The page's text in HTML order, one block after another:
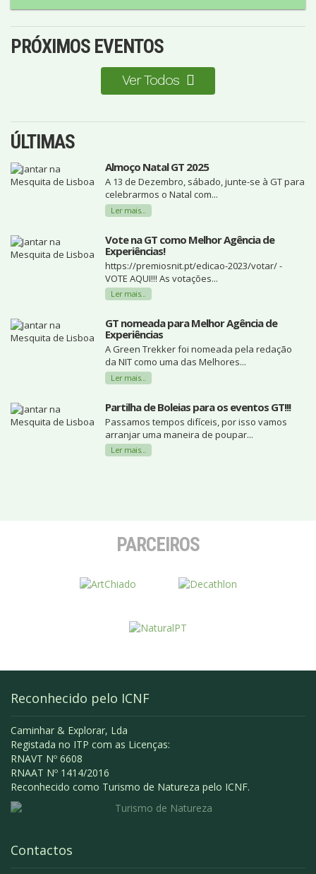
PRÓXIMOS EVENTOS
Ver Todos
ÚLTIMAS
Almoço Natal GT 2025
A 13 de Dezembro, sábado, junte-se à GT para
celebrarmos o Natal com...
Ler mais...
Vote na GT como Melhor Agência de
Experiências!
https://premiosnit.pt/edicao-2023/votar/ -
VOTE AQUI!!! As votações...
Ler mais...
GT nomeada para Melhor Agência de
Experiências
A Green Trekker foi nomeada pela redação
da NIT como uma das Melhores...
Ler mais...
Partilha de Boleias para os eventos GT!!!
Passamos tempos difíceis, por isso vamos
arranjar uma maneira de poupar...
Ler mais...
PARCEIROS
Reconhecido pelo ICNF
Caminhar & Explorar, Lda
Registada no ITP com as Licenças:
RNAVT Nº 6608
RNAAT Nº 1414/2016
Reconhecido como Turismo de Natureza pelo ICNF.
Contactos